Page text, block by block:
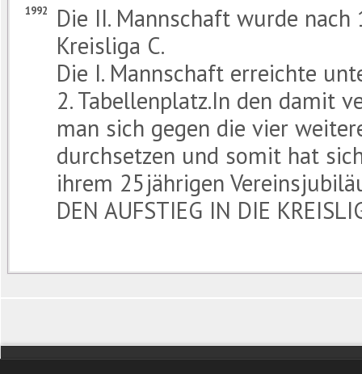
1992
Die II. Mannschaft wurde
Kreisliga C.
Die I. Mannschaft erreichte
2. Tabellenplatz.In den damit
man sich gegen die vier
durchsetzen und somit hat
ihrem 25jährigen
DEN AUFSTIEG IN DIE